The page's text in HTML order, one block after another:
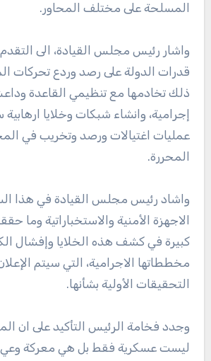
المسلحة على مختلف المحاور.
واشار رئيس مجلس القيادة، الى
قدرات الدولة على رصد وردع تحركات
ذلك تخادمها مع تنظيمي القاعدة
إجرامية، وانشاء شبكات وخلايا ارهابية
عمليات اغتيالات ورصد وتخريب في
المحررة.
واشاد رئيس مجلس القيادة في هذا
الاجهزة الأمنية والاستخباراتية وما
كبيرة في كشف هذه الخلايا وإفشال
مخططاتها الاجرامية، التي سيتم
التحقيقات الأولية بشأنها.
وجدد فخامة الرئيس التأكيد على ان
ليست عسكرية فقط بل هي معركة وعي،